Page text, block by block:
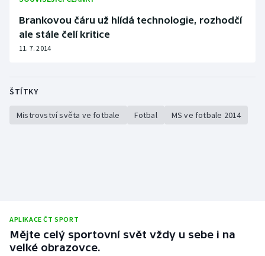
Brankovou čáru už hlídá technologie, rozhodčí
ale stále čelí kritice
11. 7. 2014
ŠTÍTKY
Mistrovství světa ve fotbale Fotbal MS ve fotbale 2014
APLIKACE ČT SPORT
Mějte celý sportovní svět vždy u sebe i na
velké obrazovce.